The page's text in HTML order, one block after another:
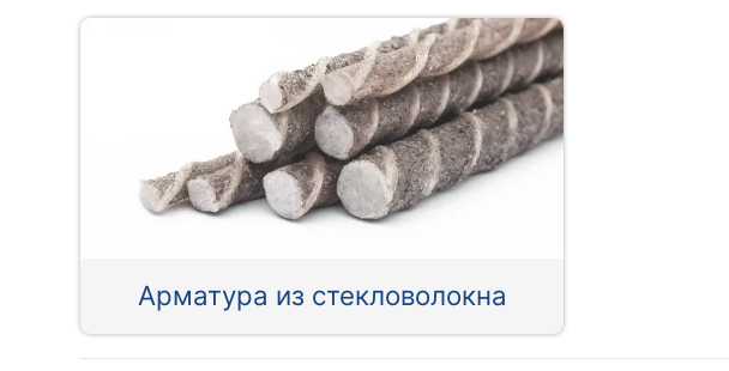
Арматура из стекловолокна